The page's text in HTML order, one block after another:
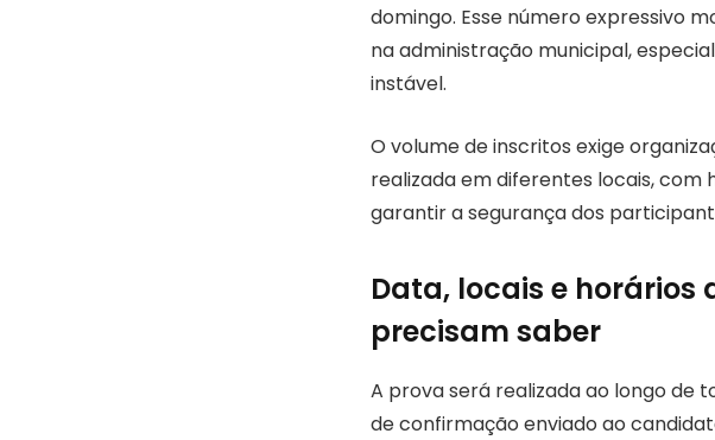
domingo. Esse número expressivo
na administração municipal,
instável.
O volume de inscritos exige
realizada em diferentes locais,
garantir a segurança dos
Data, locais e horários
precisam saber
A prova será realizada ao longo de
de confirmação enviado ao